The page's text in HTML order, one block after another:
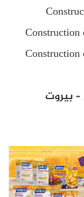
– بيروت